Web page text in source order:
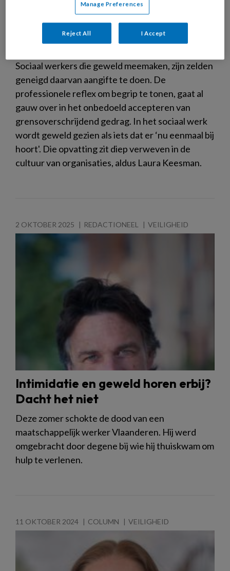
Geweld tegen sociaal werkers
Begrip is waardevol, maar mag
niet grenzeloos zijn
Sociaal werkers die geweld meemaken, zijn zelden
geneigd daarvan aangifte te doen. De
professionele reflex om begrip te tonen, gaat al
gauw over in het onbedoeld accepteren van
grensoverschrijdend gedrag. In het sociaal werk
wordt geweld gezien als iets dat er ‘nu eenmaal bij
hoort'. Die opvatting zit diep verweven in de
cultuur van organisaties, aldus Laura Keesman.
2 OKTOBER 2025 REDACTIONEEL VEILIGHEID
Intimidatie en geweld horen erbij?
Dacht het niet
Deze zomer schokte de dood van een
maatschappelijk werker Vlaanderen. Hij werd
omgebracht door degene bij wie hij thuiskwam om
hulp te verlenen.
11 OKTOBER 2024 COLUMN VEILIGHEID
Manage Preferences
Reject All I Accept